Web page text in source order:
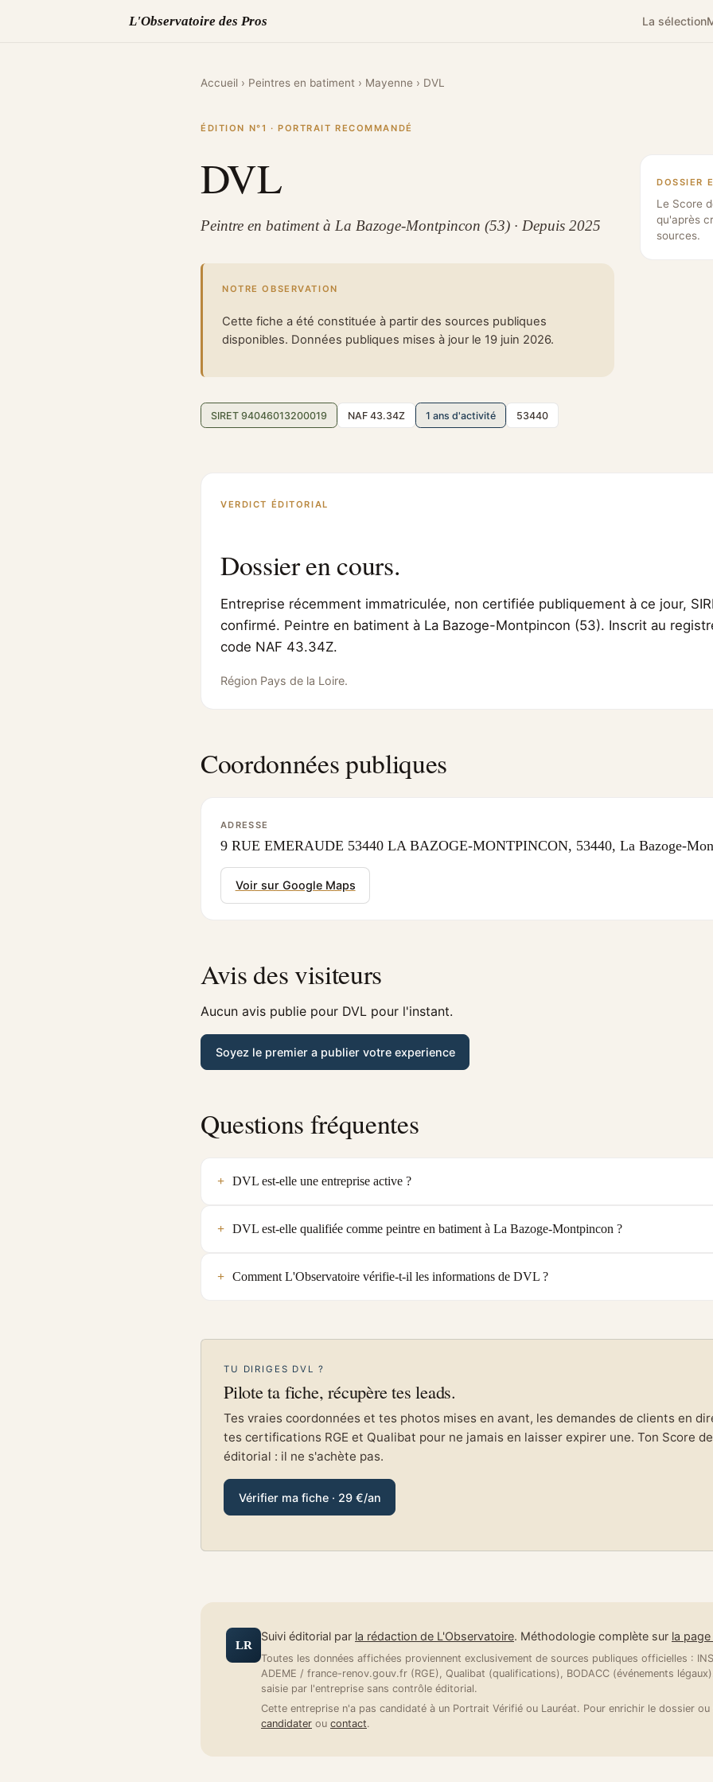
L'Observatoire des Pros La sélection
Accueil › Peintres en batiment › Mayenne › DVL
ÉDITION N°1 · PORTRAIT RECOMMANDÉ
DVL
Peintre en batiment à La Bazoge-Montpincon (53) · Depuis 2025
NOTRE OBSERVATION
Cette fiche a été constituée à partir des sources publiques
disponibles. Données publiques mises à jour le 19 juin 2026.
SIRET 94046013200019 NAF 43.34Z 1 ans d'activité 53440
DOSSIER
Le Score
qu'après
sources.
VERDICT ÉDITORIAL
Dossier en cours.
Entreprise récemment immatriculée, non certifiée publiquement à ce jour,
confirmé. Peintre en batiment à La Bazoge-Montpincon (53). Inscrit au
code NAF 43.34Z.
Région Pays de la Loire.
Coordonnées publiques
ADRESSE
9 RUE EMERAUDE 53440 LA BAZOGE-MONTPINCON, 53440, La Bazoge-
Voir sur Google Maps
Avis des visiteurs
Aucun avis publie pour DVL pour l'instant.
Soyez le premier a publier votre experience
Questions fréquentes
DVL est-elle une entreprise active ?
DVL est-elle qualifiée comme peintre en batiment à La Bazoge-Montpincon ?
Comment L'Observatoire vérifie-t-il les informations de DVL ?
TU DIRIGES DVL ?
Pilote ta fiche, récupère tes leads.
Tes vraies coordonnées et tes photos mises en avant, les demandes de clients en
tes certifications RGE et Qualibat pour ne jamais en laisser expirer une. Ton Score
éditorial : il ne s'achète pas.
Vérifier ma fiche · 29 €/an
LR
Suivi éditorial par la rédaction de L'Observatoire. Méthodologie complète sur la
Toutes les données affichées proviennent exclusivement de sources publiques officielles :
ADEME / france-renov.gouv.fr (RGE), Qualibat (qualifications), BODACC (événements
saisie par l'entreprise sans contrôle éditorial.
Cette entreprise n'a pas candidaté à un Portrait Vérifié ou Lauréat. Pour enrichir le dossier
candidater ou contact.